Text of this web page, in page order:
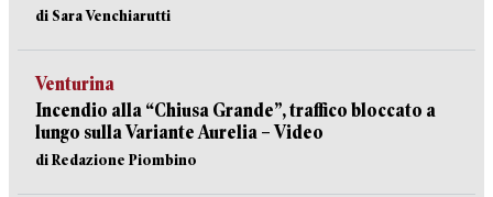
di Sara Venchiarutti
Venturina
Incendio alla “Chiusa Grande”, traffico bloccato a
lungo sulla Variante Aurelia – Video
di Redazione Piombino